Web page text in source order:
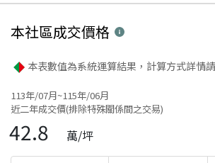
本社區成交價格
本表數值為系統運算結果，計算方式詳情
113年/07月~115年/06月
近二年成交價(排除特殊關係間之交易)
42.8 萬/坪